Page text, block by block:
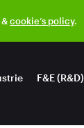
&cookie’s policy.
F&E (R&D)